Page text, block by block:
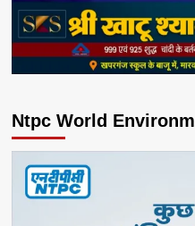
Ntpc World